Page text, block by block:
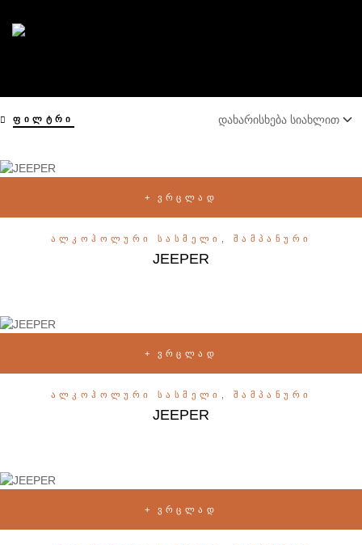
ᲤᲘᲚᲢᲠᲘ
ᲕᲠᲪᲚᲐᲓ
ᲐᲚᲙᲝᲰᲝᲚᲣᲠᲘ ᲡᲐᲡᲛᲔᲚᲘ ᲨᲐᲛᲞᲐᲜᲣᲠᲘ
JEEPER
ᲕᲠᲪᲚᲐᲓ
ᲐᲚᲙᲝᲰᲝᲚᲣᲠᲘ ᲡᲐᲡᲛᲔᲚᲘ ᲨᲐᲛᲞᲐᲜᲣᲠᲘ
JEEPER
ᲕᲠᲪᲚᲐᲓ